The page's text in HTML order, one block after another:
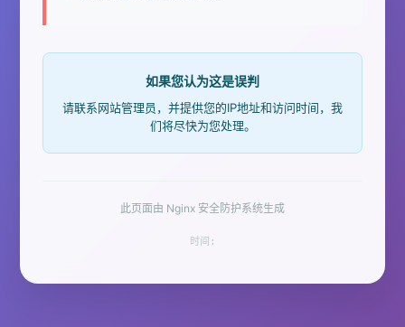
如果您认为这是误判
请联系网站管理员，并提供您的IP地址和访问时间，我
们将尽快为您处理。
此页面由 Nginx 安全防护系统生成
时间: